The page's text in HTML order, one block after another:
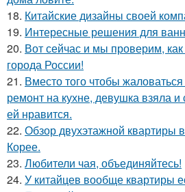
18. Китайские дизайны своей
19. Интересные решения для
20. Вот сейчас и мы проверим,
города России!
21. Вместо того чтобы
ремонт на кухне, девушка взяла и
ей нравится.
22. Обзор двухэтажной квартиры
Корее.
23. Любители чая, объединяйтесь!
24. У китайцев вообще квартиры